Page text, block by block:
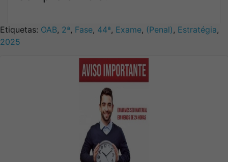
Etiquetas: OAB, 2ª, Fase, 44ª, Exame, (Penal), Estratégia,
2025